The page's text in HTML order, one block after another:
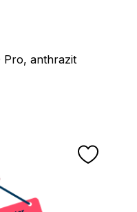
Pro, anthrazit